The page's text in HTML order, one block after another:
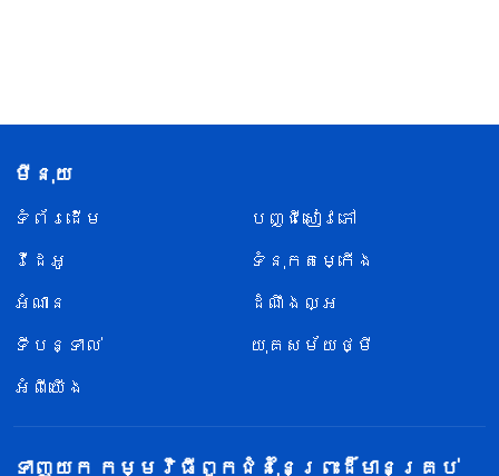
មីនុយ
ទំព័រ​ដើម
បញ្ជីសៀវភៅ
វីដេអូ
ទំនុកតម្កើង
អំណាន
ដំណឹងល្អ
ទីបន្ទាល់
យុគសម័យថ្មី
អំពីយើង
ទាញយក កម្មវិធីពួកជំនុំនៃព្រះដ៏មានគ្រប់